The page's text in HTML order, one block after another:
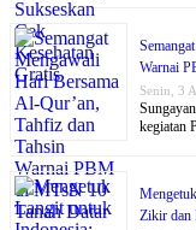
Warnai
Senin, 3
kegiatan
Zikir dan